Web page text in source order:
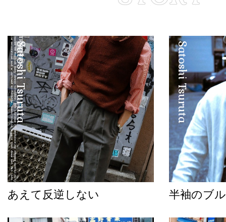
Satoshi Tsuruta
あえて反逆しない
Satoshi Tsuruta
半袖のブ